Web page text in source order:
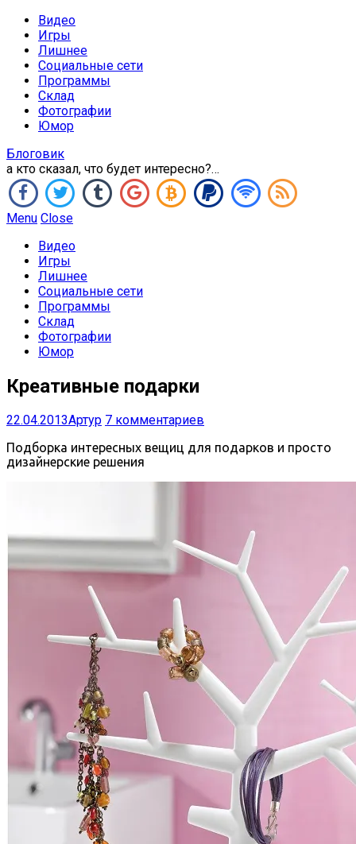
Видео
Игры
Лишнее
Социальные сети
Программы
Склад
Фотографии
Юмор
Блоговик
а кто сказал, что будет интересно?…
Menu Close
Видео
Игры
Лишнее
Социальные сети
Программы
Склад
Фотографии
Юмор
Креативные подарки
22.04.2013Артур 7 комментариев
Подборка интересных вещиц для подарков и просто
дизайнерские решения